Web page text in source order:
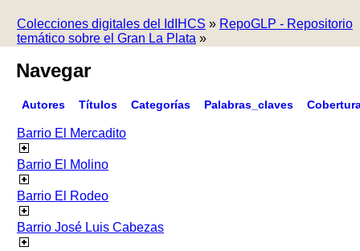
Colecciones digitales del IdIHCS » RepoGLP - Repositorio
temático sobre el Gran La Plata »
Navegar
Autores Títulos Categorías Palabras_claves
Barrio El Mercadito
Barrio El Molino
Barrio El Rodeo
Barrio José Luis Cabezas